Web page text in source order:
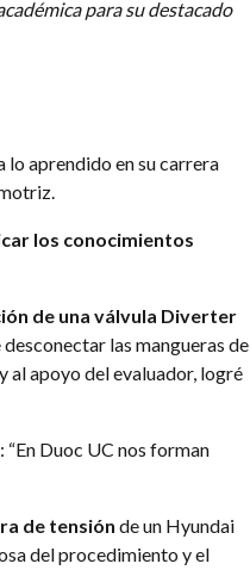
para su destacado
lo aprendido en su carrera
los conocimientos
de una válvula Diverter
las mangueras de
al apoyo del evaluador, logré
Duoc UC nos forman
de tensión de un Hyundai
del procedimiento y el